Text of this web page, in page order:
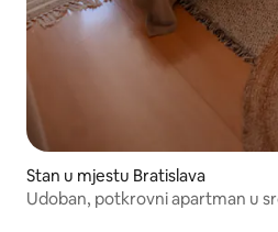
Stan u mjestu Bratislava
Udoban, potkrovni apartman u